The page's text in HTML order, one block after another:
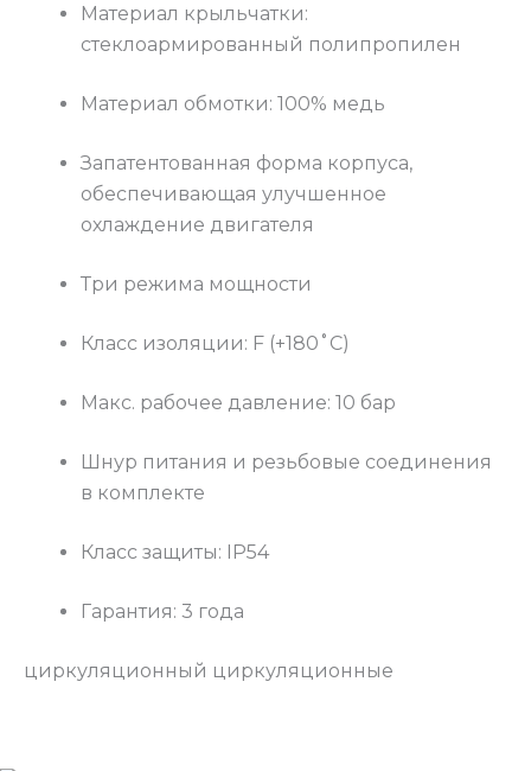
Материал крыльчатки:
стеклоармированный полипропилен
Материал обмотки: 100% медь
Запатентованная форма корпуса,
обеспечивающая улучшенное
охлаждение двигателя
Три режима мощности
Класс изоляции: F (+180˚С)
Макс. рабочее давление: 10 бар
Шнур питания и резьбовые соединения
в комплекте
Класс защиты: IP54
Гарантия: 3 года
циркуляционный циркуляционные